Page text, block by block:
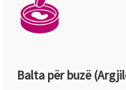
Balta për buzë